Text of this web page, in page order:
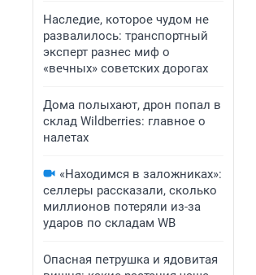
Наследие, которое чудом не
развалилось: транспортный
эксперт разнес миф о
«вечных» советских дорогах
Дома полыхают, дрон попал в
склад Wildberries: главное о
налетах
«Находимся в заложниках»:
селлеры рассказали, сколько
миллионов потеряли из-за
ударов по складам WB
Опасная петрушка и ядовитая